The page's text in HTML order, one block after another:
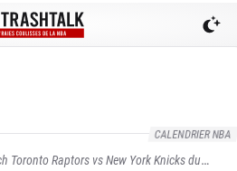
CALENDRIER NBA
Toronto Raptors vsNew York Knicksdu